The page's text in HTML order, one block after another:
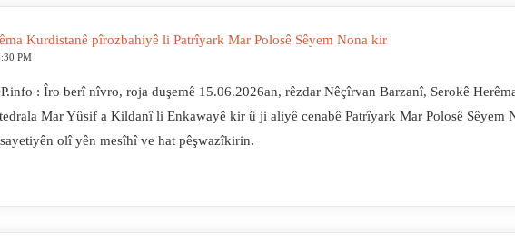
Kurdistanê pîrozbahiyê li Patrîyark Mar Polosê Sêyem Nona kir
PM
: Îro berî nîvro, roja duşemê 15.06.2026an, rêzdar Nêçîrvan Barzanî, Serokê
Mar Yûsif a Kildanî li Enkawayê kir û ji aliyê cenabê Patrîyark Mar Polosê Sêyem
olî yên mesîhî ve hat pêşwazîkirin.